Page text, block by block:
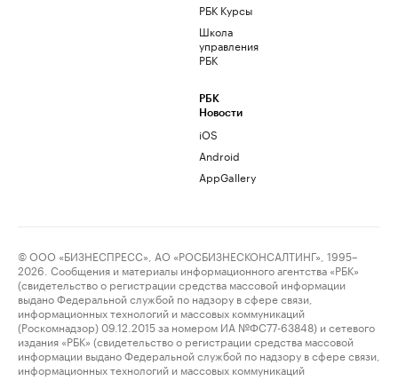
РБК Курсы
Школа
управления
РБК
РБК
Новости
iOS
Android
AppGallery
© ООО «БИЗНЕСПРЕСС», АО «РОСБИЗНЕСКОНСАЛТИНГ», 1995–
2026. Сообщения и материалы информационного агентства «РБК»
(свидетельство о регистрации средства массовой информации
выдано Федеральной службой по надзору в сфере связи,
информационных технологий и массовых коммуникаций
(Роскомнадзор) 09.12.2015 за номером ИА №ФС77-63848) и сетевого
издания «РБК» (свидетельство о регистрации средства массовой
информации выдано Федеральной службой по надзору в сфере связи,
информационных технологий и массовых коммуникаций